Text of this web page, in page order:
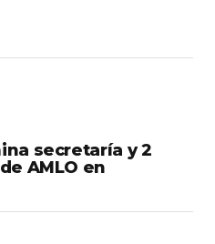
secretaría y 2
AMLO en